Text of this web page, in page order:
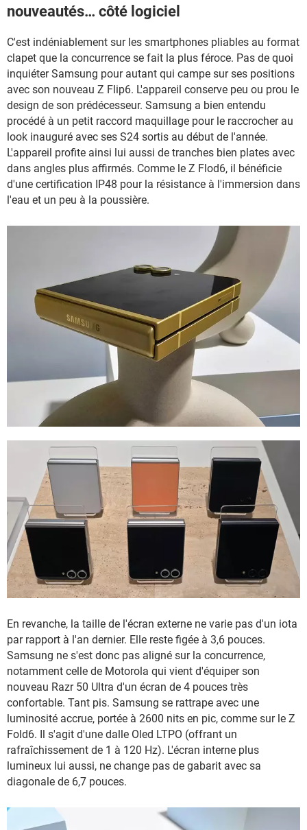
nouveautés… côté logiciel
C'est indéniablement sur les smartphones pliables au format
clapet que la concurrence se fait la plus féroce. Pas de quoi
inquiéter Samsung pour autant qui campe sur ses positions
avec son nouveau Z Flip6. L'appareil conserve peu ou prou le
design de son prédécesseur. Samsung a bien entendu
procédé à un petit raccord maquillage pour le raccrocher au
look inauguré avec ses S24 sortis au début de l'année.
L'appareil profite ainsi lui aussi de tranches bien plates avec
dans angles plus affirmés. Comme le Z Flod6, il bénéficie
d'une certification IP48 pour la résistance à l'immersion dans
l'eau et un peu à la poussière.
En revanche, la taille de l'écran externe ne varie pas d'un iota
par rapport à l'an dernier. Elle reste figée à 3,6 pouces.
Samsung ne s'est donc pas aligné sur la concurrence,
notamment celle de Motorola qui vient d'équiper son
nouveau Razr 50 Ultra d'un écran de 4 pouces très
confortable. Tant pis. Samsung se rattrape avec une
luminosité accrue, portée à 2600 nits en pic, comme sur le Z
Fold6. Il s'agit d'une dalle Oled LTPO (offrant un
rafraîchissement de 1 à 120 Hz). L'écran interne plus
lumineux lui aussi, ne change pas de gabarit avec sa
diagonale de 6,7 pouces.